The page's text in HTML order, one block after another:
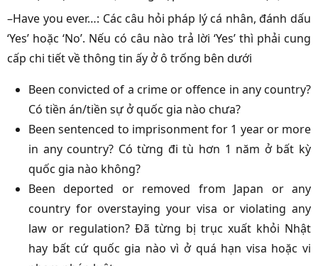
–Have you ever…: Các câu hỏi pháp lý cá nhân, đánh dấu
‘Yes’ hoặc ‘No’. Nếu có câu nào trả lời ‘Yes’ thì phải cung
cấp chi tiết về thông tin ấy ở ô trống bên dưới
Been convicted of a crime or offence in any country?
Có tiền án/tiền sự ở quốc gia nào chưa?
Been sentenced to imprisonment for 1 year or more
in any country? Có từng đi tù hơn 1 năm ở bất kỳ
quốc gia nào không?
Been deported or removed from Japan or any
country for overstaying your visa or violating any
law or regulation? Đã từng bị trục xuất khỏi Nhật
hay bất cứ quốc gia nào vì ở quá hạn visa hoặc vi